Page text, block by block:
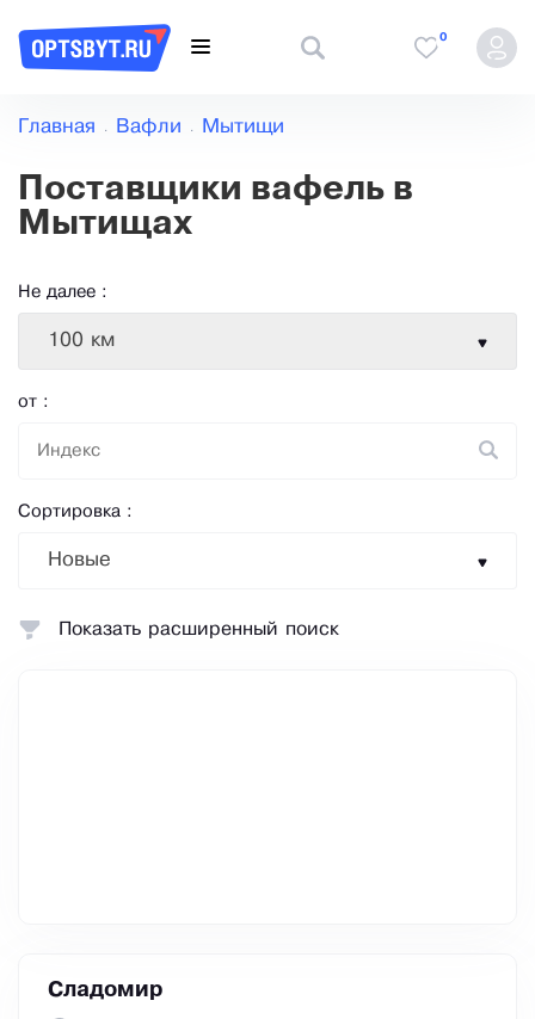
0
Главная Вафли Мытищи
Поставщики вафель в
Мытищах
Не далее :
100 км
от :
Сортировка :
Новые
Сладомир
Показать расширенный поиск